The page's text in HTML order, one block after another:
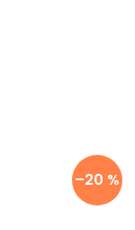
–20 %